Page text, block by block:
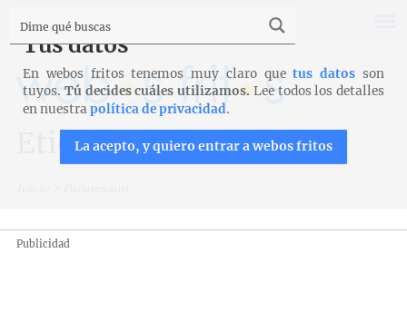
Etiqueta: Parmesano
Publicidad
Tus datos
En webos fritos tenemos muy claro quetus datos son
tuyos. Tú decides cuáles utilizamos. Lee todos los detalles
en nuestrapolítica de privacidad.
La acepto, y quiero entrar a webos fritos